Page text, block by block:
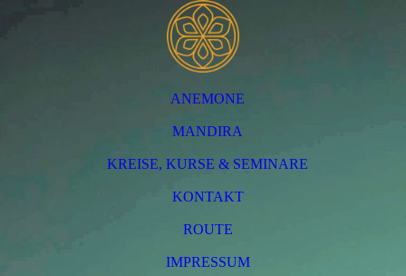
ANEMONE
MANDIRA
KREISE, KURSE & SEMINARE
KONTAKT
ROUTE
IMPRESSUM